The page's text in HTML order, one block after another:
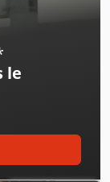
de virutas
le